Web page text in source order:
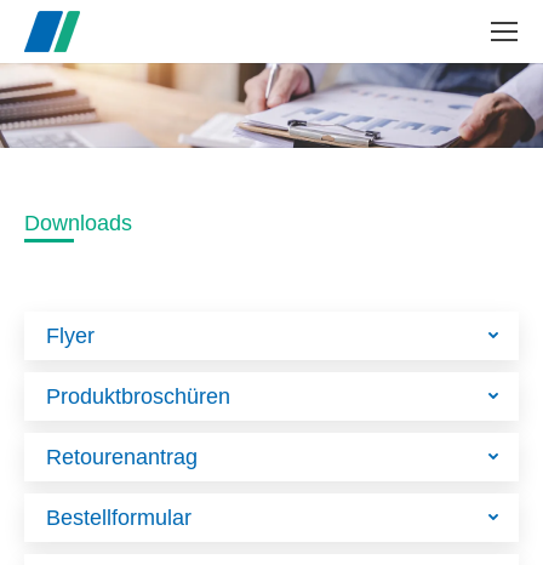
Search:
Downloads
Flyer
Produktbroschüren
Retourenantrag
Bestellformular